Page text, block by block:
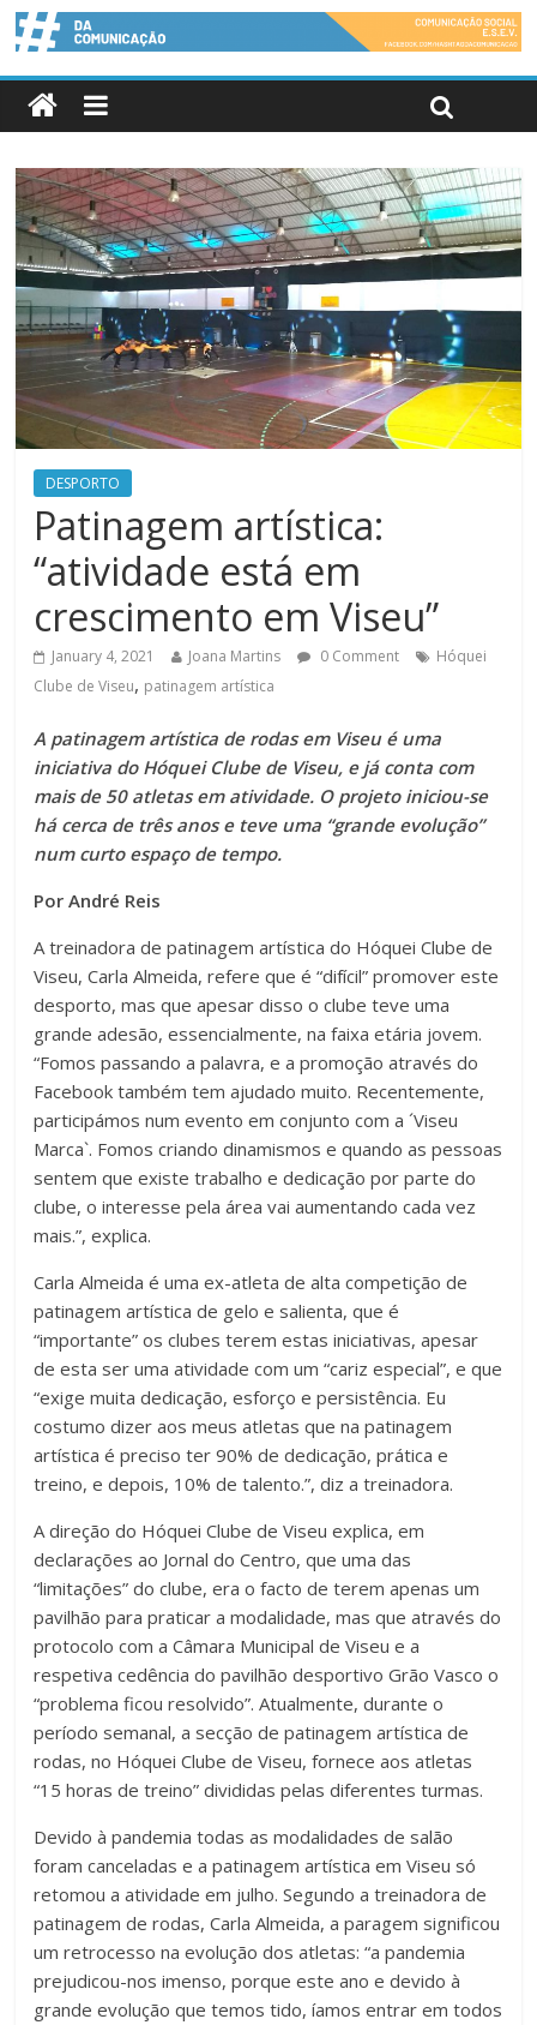
DESPORTO
Patinagem artística:
“atividade está em
crescimento em Viseu”
January 4, 2021 Joana Martins 0 Comment
Hóquei
Clube de Viseu, patinagem artística
A patinagem artística de rodas em Viseu é uma
iniciativa do Hóquei Clube de Viseu, e já conta com
mais de 50 atletas em atividade. O projeto iniciou-se
há cerca de três anos e teve uma “grande evolução”
num curto espaço de tempo.
Por André Reis
A treinadora de patinagem artística do Hóquei Clube de
Viseu, Carla Almeida, refere que é “difícil” promover este
desporto, mas que apesar disso o clube teve uma
grande adesão, essencialmente, na faixa etária jovem.
“Fomos passando a palavra, e a promoção através do
Facebook também tem ajudado muito. Recentemente,
participámos num evento em conjunto com a ´Viseu
Marca`. Fomos criando dinamismos e quando as pessoas
sentem que existe trabalho e dedicação por parte do
clube, o interesse pela área vai aumentando cada vez
mais.”, explica.
Carla Almeida é uma ex-atleta de alta competição de
patinagem artística de gelo e salienta, que é
“importante” os clubes terem estas iniciativas, apesar
de esta ser uma atividade com um “cariz especial”, e que
“exige muita dedicação, esforço e persistência. Eu
costumo dizer aos meus atletas que na patinagem
artística é preciso ter 90% de dedicação, prática e
treino, e depois, 10% de talento.”, diz a treinadora.
A direção do Hóquei Clube de Viseu explica, em
declarações ao Jornal do Centro, que uma das
“limitações” do clube, era o facto de terem apenas um
pavilhão para praticar a modalidade, mas que através do
protocolo com a Câmara Municipal de Viseu e a
respetiva cedência do pavilhão desportivo Grão Vasco o
“problema ficou resolvido”. Atualmente, durante o
período semanal, a secção de patinagem artística de
rodas, no Hóquei Clube de Viseu, fornece aos atletas
“15 horas de treino” divididas pelas diferentes turmas.
Devido à pandemia todas as modalidades de salão
foram canceladas e a patinagem artística em Viseu só
retomou a atividade em julho. Segundo a treinadora de
patinagem de rodas, Carla Almeida, a paragem significou
um retrocesso na evolução dos atletas: “a pandemia
prejudicou-nos imenso, porque este ano e devido à
grande evolução que temos tido, íamos entrar em todos